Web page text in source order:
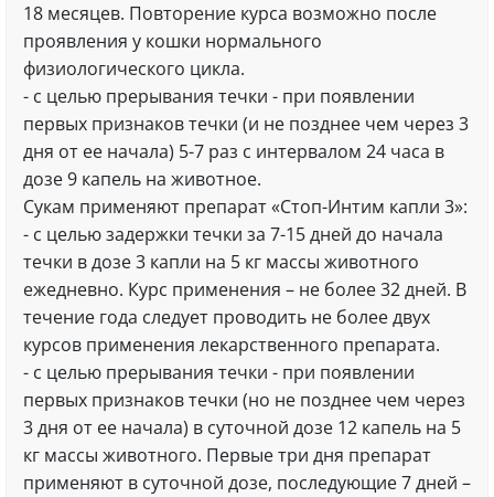
18 месяцев. Повторение курса возможно после
проявления у кошки нормального
физиологического цикла.
- с целью прерывания течки - при появлении
первых признаков течки (и не позднее чем через 3
дня от ее начала) 5-7 раз с интервалом 24 часа в
дозе 9 капель на животное.
Сукам применяют препарат «Стоп-Интим капли 3»:
- с целью задержки течки за 7-15 дней до начала
течки в дозе 3 капли на 5 кг массы животного
ежедневно. Курс применения – не более 32 дней. В
течение года следует проводить не более двух
курсов применения лекарственного препарата.
- с целью прерывания течки - при появлении
первых признаков течки (но не позднее чем через
3 дня от ее начала) в суточной дозе 12 капель на 5
кг массы животного. Первые три дня препарат
применяют в суточной дозе, последующие 7 дней –